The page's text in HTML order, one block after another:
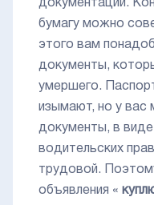
документации.
бумагу можно
этого вам
документы,
умершего.
изымают, но у вас
документы, в виде
водительских
трудовой.
объявления «